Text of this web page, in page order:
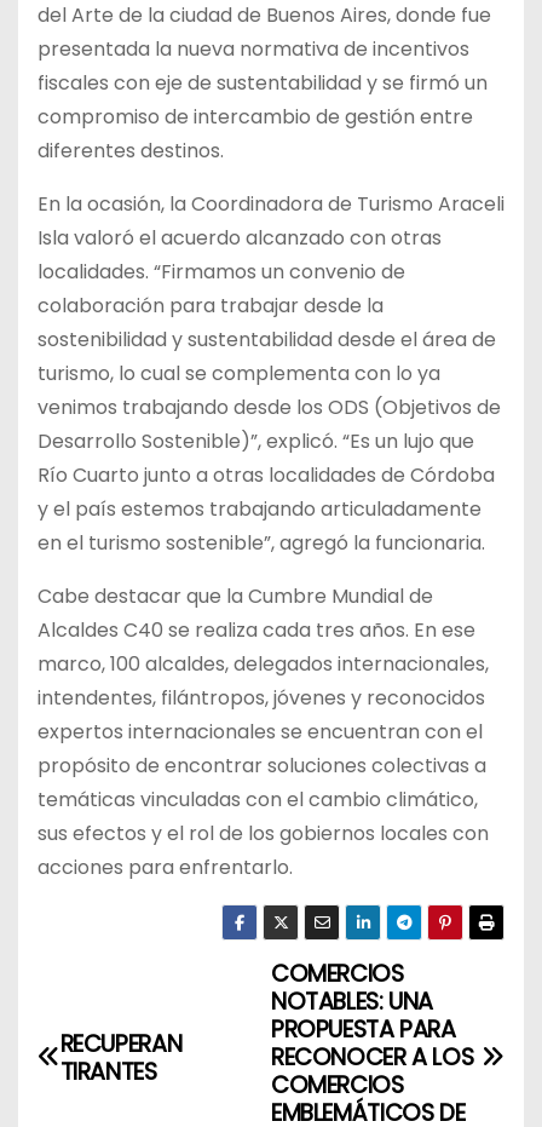
del Arte de la ciudad de Buenos Aires, donde fue
presentada la nueva normativa de incentivos
fiscales con eje de sustentabilidad y se firmó un
compromiso de intercambio de gestión entre
diferentes destinos.
En la ocasión, la Coordinadora de Turismo Araceli
Isla valoró el acuerdo alcanzado con otras
localidades. “Firmamos un convenio de
colaboración para trabajar desde la
sostenibilidad y sustentabilidad desde el área de
turismo, lo cual se complementa con lo ya
venimos trabajando desde los ODS (Objetivos de
Desarrollo Sostenible)”, explicó. “Es un lujo que
Río Cuarto junto a otras localidades de Córdoba
y el país estemos trabajando articuladamente
en el turismo sostenible”, agregó la funcionaria.
Cabe destacar que la Cumbre Mundial de
Alcaldes C40 se realiza cada tres años. En ese
marco, 100 alcaldes, delegados internacionales,
intendentes, filántropos, jóvenes y reconocidos
expertos internacionales se encuentran con el
propósito de encontrar soluciones colectivas a
temáticas vinculadas con el cambio climático,
sus efectos y el rol de los gobiernos locales con
acciones para enfrentarlo.
a
COMERCIOS
NOTABLES: UNA
PROPUESTA PARA
RECONOCER A LOS
COMERCIOS
EMBLEMÁTICOS DE
RECUPERAN
TIRANTES